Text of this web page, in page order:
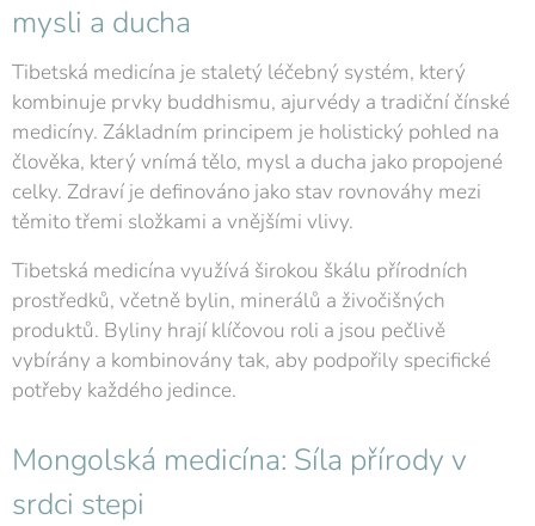
mysli a ducha
Tibetská medicína je staletý léčebný systém, který
kombinuje prvky buddhismu, ajurvédy a tradiční čínské
medicíny. Základním principem je holistický pohled na
člověka, který vnímá tělo, mysl a ducha jako propojené
celky. Zdraví je definováno jako stav rovnováhy mezi
těmito třemi složkami a vnějšími vlivy.
Tibetská medicína využívá širokou škálu přírodních
prostředků, včetně bylin, minerálů a živočišných
produktů. Byliny hrají klíčovou roli a jsou pečlivě
vybírány a kombinovány tak, aby podpořily specifické
potřeby každého jedince.
Mongolská medicína: Síla přírody v
srdci stepi